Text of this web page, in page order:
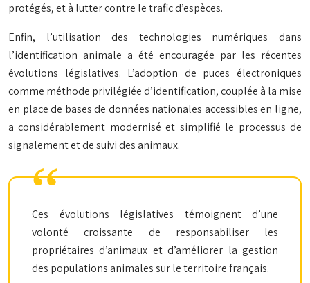
protégés, et à lutter contre le trafic d’espèces.
Enfin, l’utilisation des technologies numériques dans
l’identification animale a été encouragée par les récentes
évolutions législatives. L’adoption de puces électroniques
comme méthode privilégiée d’identification, couplée à la mise
en place de bases de données nationales accessibles en ligne,
a considérablement modernisé et simplifié le processus de
signalement et de suivi des animaux.
Ces évolutions législatives témoignent d’une
volonté croissante de responsabiliser les
propriétaires d’animaux et d’améliorer la gestion
des populations animales sur le territoire français.